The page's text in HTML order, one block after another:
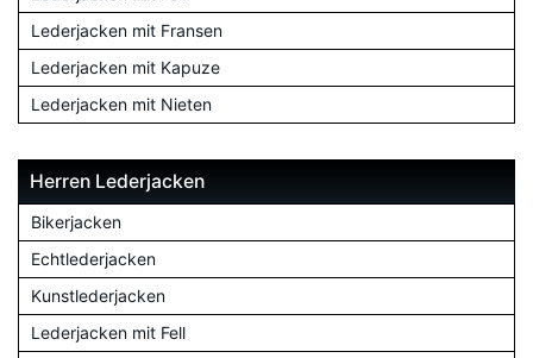
Lederjacken mit Fransen
Lederjacken mit Kapuze
Lederjacken mit Nieten
Herren Lederjacken
Bikerjacken
Echtlederjacken
Kunstlederjacken
Lederjacken mit Fell